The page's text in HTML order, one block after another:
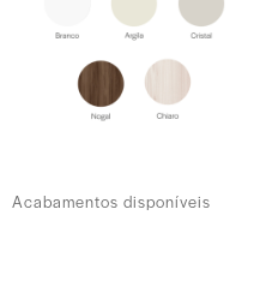
Acabamentos disponíveis